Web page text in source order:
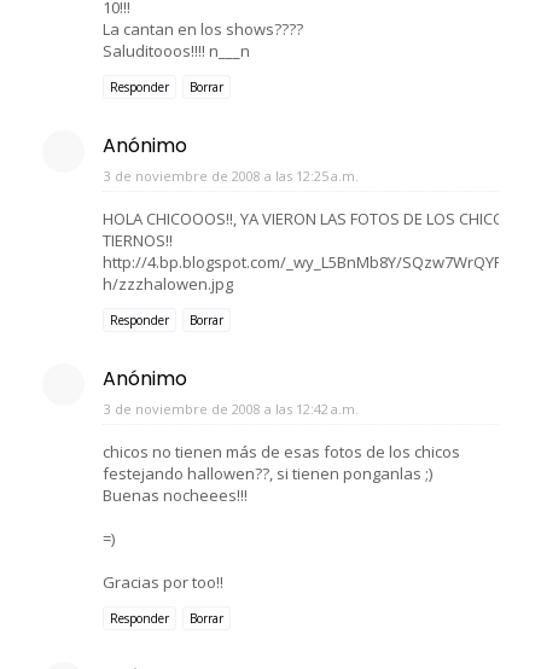
10!!!
La cantan en los shows????
Saluditooos!!!! n___n
Responder Borrar
Anónimo
3 de noviembre de 2008 a las 12:25 a.m.
HOLA CHICOOOS!!, YA VIERON LAS FOTOS DE LOS CHICOS
TIERNOS!!
http://4.bp.blogspot.com/_wy_L5BnMb8Y/SQzw7WrQYFI/
h/zzzhalowen.jpg
Responder Borrar
Anónimo
3 de noviembre de 2008 a las 12:42 a.m.
chicos no tienen más de esas fotos de los chicos
festejando hallowen??, si tienen ponganlas ;)
Buenas nocheees!!!
=)
Gracias por too!!
Responder Borrar